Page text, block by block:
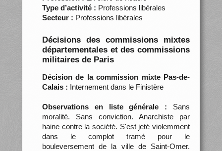
Type d’activité : Professions libérales
Secteur : Professions libérales
Décisions des commissions mixtes
départementales et des commissions
militaires de Paris
Décision de la commission mixte Pas-de-
Calais : Internement dans le Finistère
Observations en liste générale : Sans
moralité. Sans conviction. Anarchiste par
haine contre la société. S'est jeté violemment
dans le complot tramé pour le
bouleversement de la ville de Saint-Omer.